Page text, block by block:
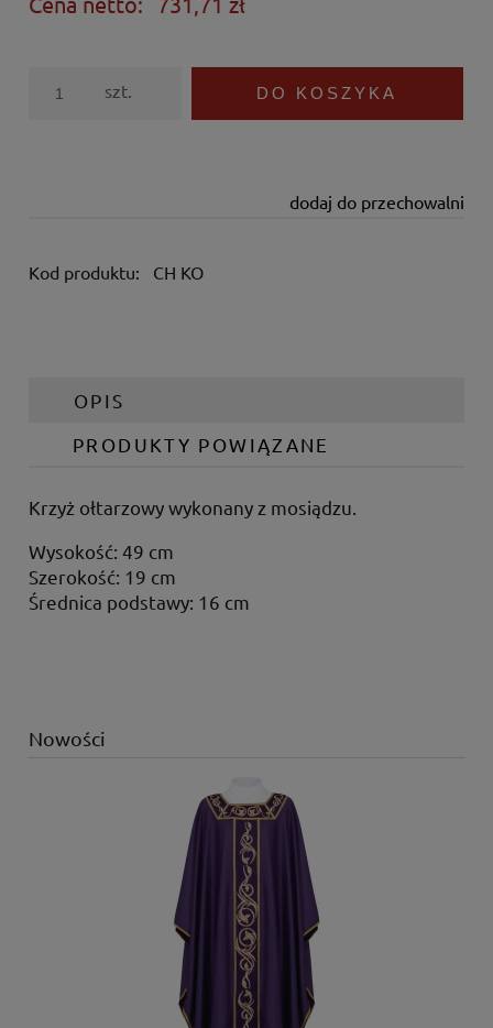
szt. DO KOSZYKA
dodaj do przechowalni
Kod produktu: CH KO
OPIS
PRODUKTY POWIĄZANE
Krzyż ołtarzowy wykonany z mosiądzu.
Wysokość: 49 cm
Szerokość: 19 cm
Średnica podstawy: 16 cm
Nowości